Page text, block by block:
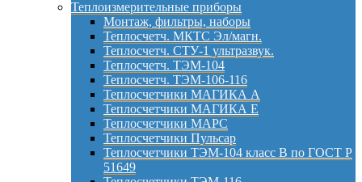
Теплоизмерительные приборы
Монтаж, фильтры, наборы
Теплосчетч. МКТС Эл/магн.
Теплосчетч. СТУ-1 ультразвук.
Теплосчетч. ТЭМ-104
Теплосчетч. ТЭМ-106-116
Теплосчетчики МАГИКА А
Теплосчетчики МАГИКА Е
Теплосчетчики МАРС
Теплосчетчики Пульсар
Теплосчетчики ТЭМ-104 класс B по ГОСТ Р
51649